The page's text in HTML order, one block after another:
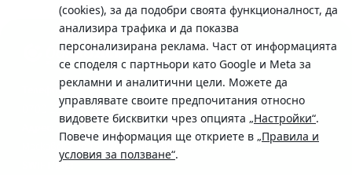
(cookies), за да подобри своята функционалност, да
анализира трафика и да показва
персонализирана реклама. Част от информацията
се споделя с партньори като Google и Meta за
рекламни и аналитични цели. Можете да
управлявате своите предпочитания относно
видовете бисквитки чрез опцията „Настройки“.
Повече информация ще откриете в „Правила и
условия за ползване“.
Телефон:
0700 10 375 / *2375
Московска No.19 / ул. Г. Бенковски No. 5, София 1036
SWIFT/BIC: